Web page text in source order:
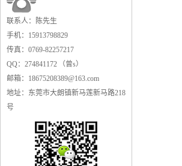
联系人：陈先生
手机：15913798829
传真：0769-82257217
QQ：274841172 （曾s）
邮箱：18675208389@163.com
地址：东莞市大朗镇新马莲新马路218
号